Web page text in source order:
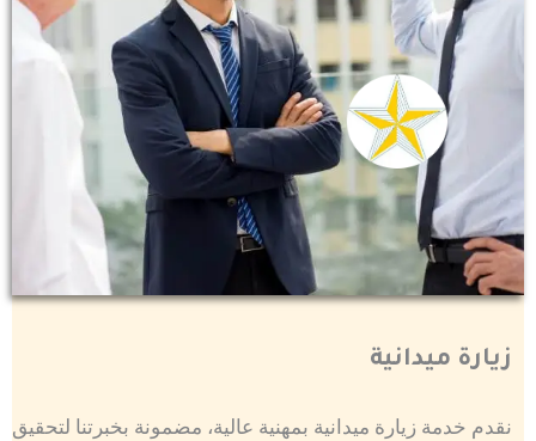
زيارة ميدانية
نقدم خدمة زيارة ميدانية بمهنية عالية، مضمونة بخبرتنا لتحقيق